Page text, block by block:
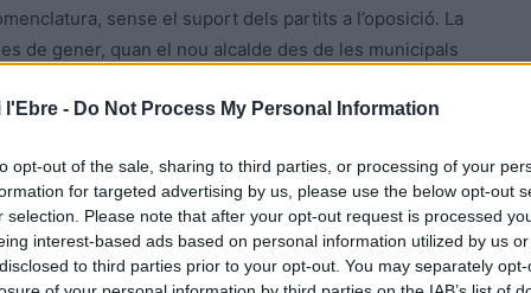
l'Ebre - Do Not Process My Personal Information
opt-out of the sale, sharing to third parties, or processing of your
for targeted advertising by us, please use the below opt-out
selection. Please note that after your opt-out request is processed
interest-based ads based on personal information utilized by us
to third parties prior to your opt-out. You may separately
sense el suport dels partits a l’oposició. La
de gener, quan el nou alcalde des de les municipals
en un ple a l’oposició d’ERC, que demanava que
que no descartava tornar a convocar un referèndum
extrem estiga ara damunt de la taula o siga cap
Ràpita i La Ràpita XXI. Les mateixes fonts sostenen
a l’Estat en relació a la N-340.